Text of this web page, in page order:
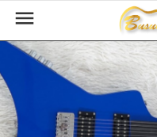

Previous